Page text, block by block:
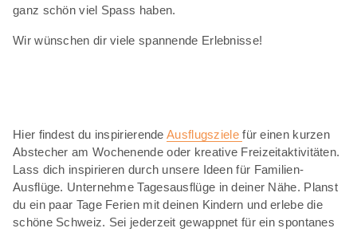
ganz schön viel Spass haben.
Wir wünschen dir viele spannende Erlebnisse!
Hier findest du inspirierendeAusflugszielefür einen kurzen
Abstecher am Wochenende oder kreative Freizeitaktivitäten.
Lass dich inspirieren durch unsere Ideen für Familien-
Ausflüge. Unternehme Tagesausflüge in deiner Nähe. Planst
du ein paar Tage Ferien mit deinen Kindern und erlebe die
schöne Schweiz. Sei jederzeit gewappnet für ein spontanes